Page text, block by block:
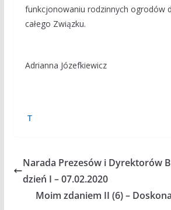
funkcjonowaniu rodzinnych ogrodów
całego Związku.
Adrianna Józefkiewicz
T
Narada Prezesów i Dyrektorów
dzień I – 07.02.2020
Moim zdaniem II (6) –